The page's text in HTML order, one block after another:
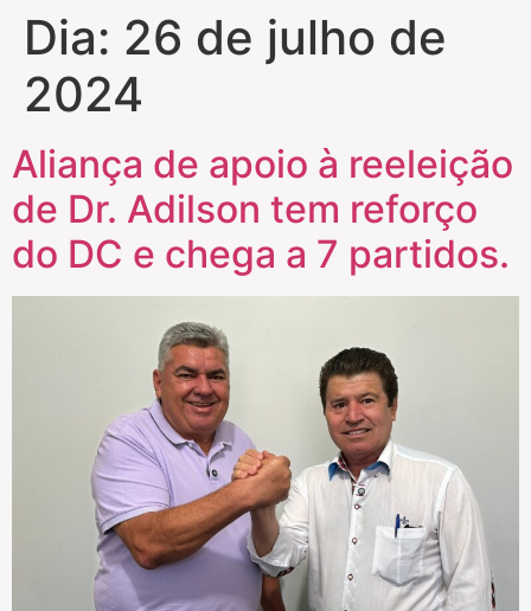
Dia: 26 de julho de
2024
Aliança de apoio à reeleição
de Dr. Adilson tem reforço
do DC e chega a 7 partidos.